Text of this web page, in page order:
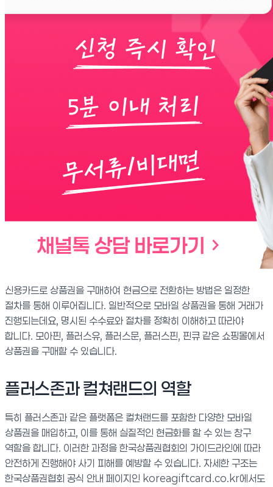
신용카드로 상품권을 구매하여 현금으로 전환하는 방법은 일정한
절차를 통해 이루어집니다. 일반적으로 모바일 상품권을 통해 거래가
진행되는데요, 명시된 수수료와 절차를 정확히 이해하고 따라야
합니다. 모아핀, 플러스유, 플러스문, 플러스핀, 핀큐 같은 쇼핑몰에서
상품권을 구매할 수 있습니다.
플러스존과 컬쳐랜드의 역할
특히 플러스존과 같은 플랫폼은 컬쳐랜드를 포함한 다양한 모바일
상품권을 매입하고, 이를 통해 실질적인 현금화를 할 수 있는 창구
역할을 합니다. 이러한 과정을 한국상품권협회의 가이드라인에 따라
안전하게 진행해야 사기 피해를 예방할 수 있습니다. 자세한 구조는
한국상품권협회 공식 안내 페이지인 koreagiftcard.co.kr에서도